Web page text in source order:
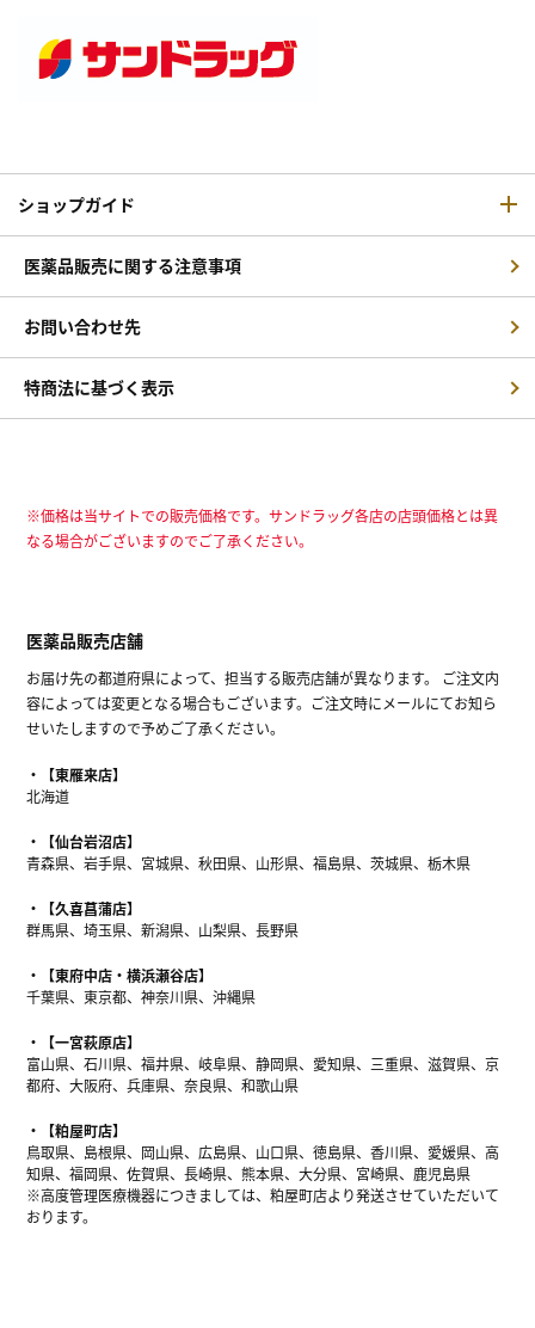
ショップガイド
医薬品販売に関する注意事項
お問い合わせ先
特商法に基づく表示
※価格は当サイトでの販売価格です。サンドラッグ各店の店頭価格とは異
なる場合がございますのでご了承ください。
医薬品販売店舗
お届け先の都道府県によって、担当する販売店舗が異なります。 ご注文内
容によっては変更となる場合もございます。ご注文時にメールにてお知ら
せいたしますので予めご了承ください。
【東雁来店】
北海道
【仙台岩沼店】
青森県、岩手県、宮城県、秋田県、山形県、福島県、茨城県、栃木県
【久喜菖蒲店】
群馬県、埼玉県、新潟県、山梨県、長野県
【東府中店・横浜瀬谷店】
千葉県、東京都、神奈川県、沖縄県
【一宮萩原店】
富山県、石川県、福井県、岐阜県、静岡県、愛知県、三重県、滋賀県、京
都府、大阪府、兵庫県、奈良県、和歌山県
【粕屋町店】
鳥取県、島根県、岡山県、広島県、山口県、徳島県、香川県、愛媛県、高
知県、福岡県、佐賀県、長崎県、熊本県、大分県、宮崎県、鹿児島県
※高度管理医療機器につきましては、粕屋町店より発送させていただいて
おります。